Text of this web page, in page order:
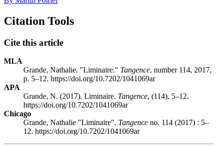
Citation Tools
Cite this article
MLA
Grande, Nathalie. "Liminaire." Tangence, number 114, 2017,
p. 5–12. https://doi.org/10.7202/1041069ar
APA
Grande, N. (2017). Liminaire. Tangence, (114), 5–12.
https://doi.org/10.7202/1041069ar
Chicago
Grande, Nathalie "Liminaire". Tangence no. 114 (2017) : 5–
12. https://doi.org/10.7202/1041069ar